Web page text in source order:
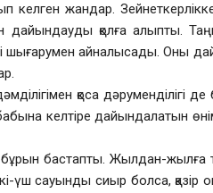
келген жандар.
дайындауды қолға алыпты.
шығарумен айналысады. Оны
қоса дәруменділігі де
бабына келтіре дайындалатын
бұрын бастапты. Жылдан-
үш сауынды сиыр болса, қазір